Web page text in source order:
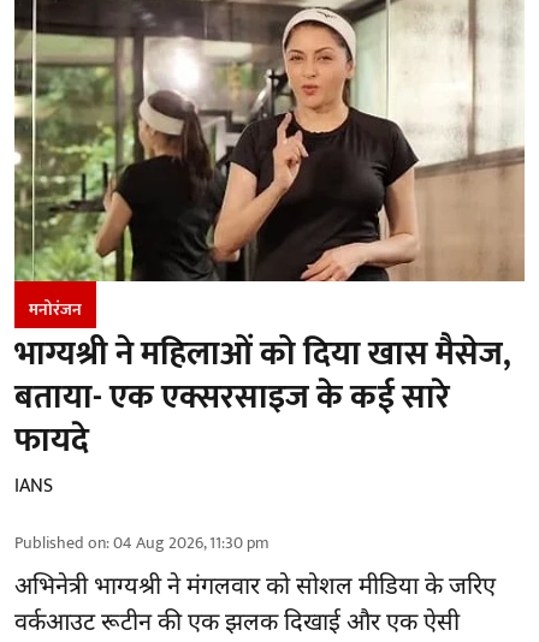
मनोरंजन
भाग्यश्री ने महिलाओं को दिया खास मैसेज,
बताया- एक एक्सरसाइज के कई सारे
फायदे
IANS
Published on:04 Aug 2026, 11:30 pm
अभिनेत्री भाग्यश्री ने मंगलवार को सोशल मीडिया के जरिए
वर्कआउट रूटीन की एक झलक दिखाई और एक ऐसी